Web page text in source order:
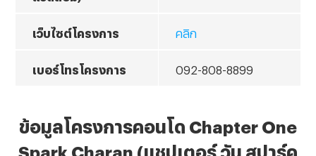
เว็บไซต์โครงการ คลิก
เบอร์โทรโครงการ 092-808-8899
ข้อมูลโครงการคอนโด Chapter One
Spark Charan (แชปเตอร์ วัน สปาร์ค